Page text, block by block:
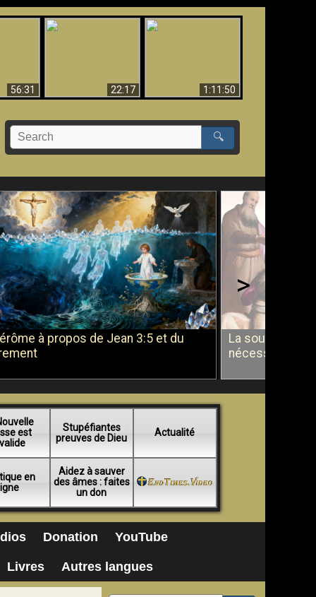
56:31 22:17
1:11:50
🔍
à propos de Jean 3:5 et du
La soumission
nécessité du
>
est
Stupéfiantes
preuves de Dieu
Actualité
en
ligne
Aidez à sauver
des âmes : faites
un don
Donation YouTube
Livres Autres langues